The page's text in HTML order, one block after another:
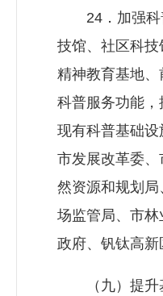
24．加强科普
技馆、社区科
精神教育基地
科普服务功能
现有科普基础
市发展改革委
然资源和规划
场监管局、市
政府、钒钛高新
（九）提升基